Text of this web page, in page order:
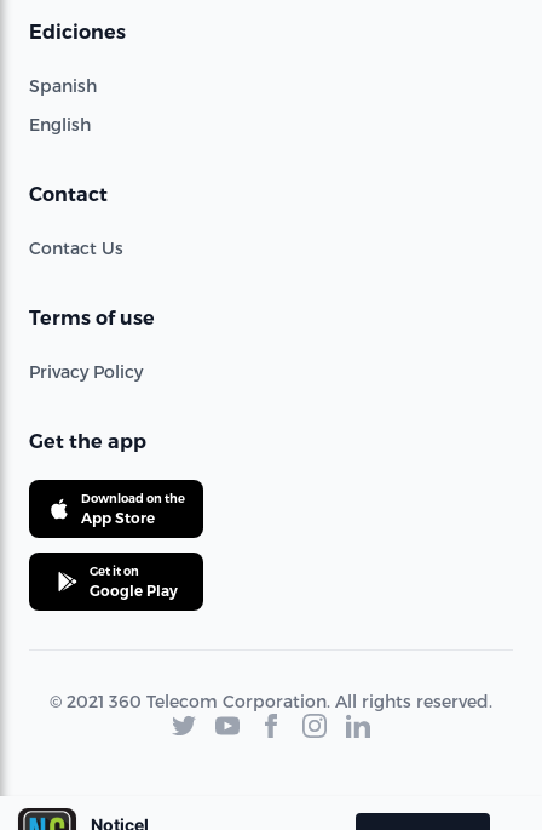
Ediciones
Spanish
English
Contact
Contact Us
Terms of use
Privacy Policy
Get the app
Download on the
App Store
Get it on
Google Play
© 2021 360 Telecom Corporation. All rights reserved.
Noticel